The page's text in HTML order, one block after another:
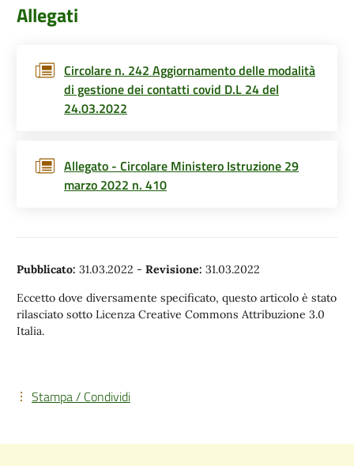
Allegati
Circolare n. 242 Aggiornamento delle modalità
di gestione dei contatti covid D.L 24 del
24.03.2022
Allegato - Circolare Ministero Istruzione 29
marzo 2022 n. 410
Pubblicato: 31.03.2022 - Revisione: 31.03.2022
Eccetto dove diversamente specificato, questo articolo è stato
rilasciato sotto Licenza Creative Commons Attribuzione 3.0
Italia.
Stampa / Condividi